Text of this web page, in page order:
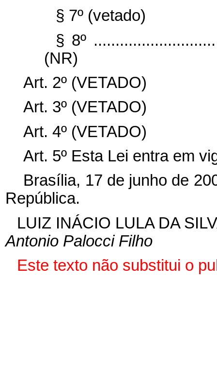
§ 7º (vetado)
§ 8º
(NR)
Art. 2º (VETADO)
Art. 3º (VETADO)
Art. 4º (VETADO)
Art. 5º Esta Lei entra em
Brasília, 17 de junho de
República.
LUIZ INÁCIO LULA DA
Antonio Palocci Filho
Este texto não substitui o